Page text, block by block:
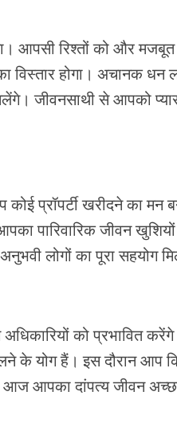
आपसी रिश्तों को और मजबूत
होगा। अचानक धन
जीवनसाथी से आपको
प्रॉपर्टी खरीदने का मन
पारिवारिक जीवन
लोगों का पूरा सहयोग
को प्रभावित
के योग हैं। इस दौरान आप
आपका दांपत्य जीवन